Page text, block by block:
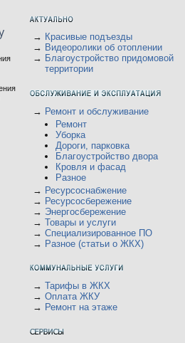
→ Красивые подъезды
→ Видеоролики об отоплении
→ Благоустройство придомовой
территории
→ Ремонт и обслуживание
Ремонт
Уборка
Дороги, парковка
Благоустройство двора
Кровля и фасад
Разное
→ Ресурсоснабжение
→ Ресурсосбережение
→ Энергосбережение
→ Товары и услуги
→ Специализированное ПО
→ Разное (статьи о ЖКХ)
→ Тарифы в ЖКХ
→ Оплата ЖКУ
→ Ремонт на этаже